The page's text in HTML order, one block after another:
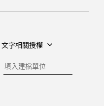
文字相關授權
建檔單位